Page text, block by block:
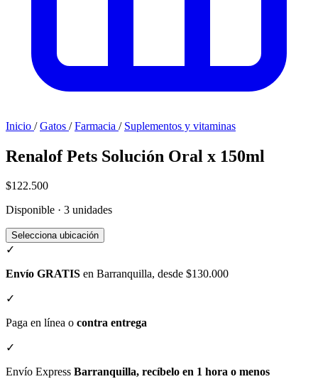
Inicio / Gatos / Farmacia / Suplementos y vitaminas
Renalof Pets Solución Oral x 150ml
$122.500
Disponible · 3 unidades
Selecciona ubicación
✓
Envío GRATIS en Barranquilla, desde $130.000
✓
Paga en línea o contra entrega
✓
Envío Express Barranquilla, recíbelo en 1 hora o menos